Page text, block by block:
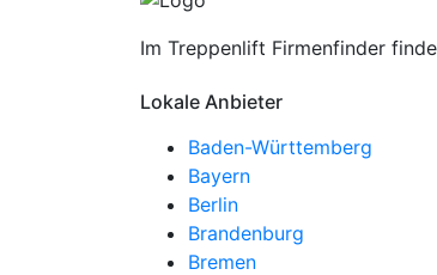
Im Treppenlift Firmenfinder
Lokale Anbieter
Baden-Württemberg
Bayern
Berlin
Brandenburg
Bremen